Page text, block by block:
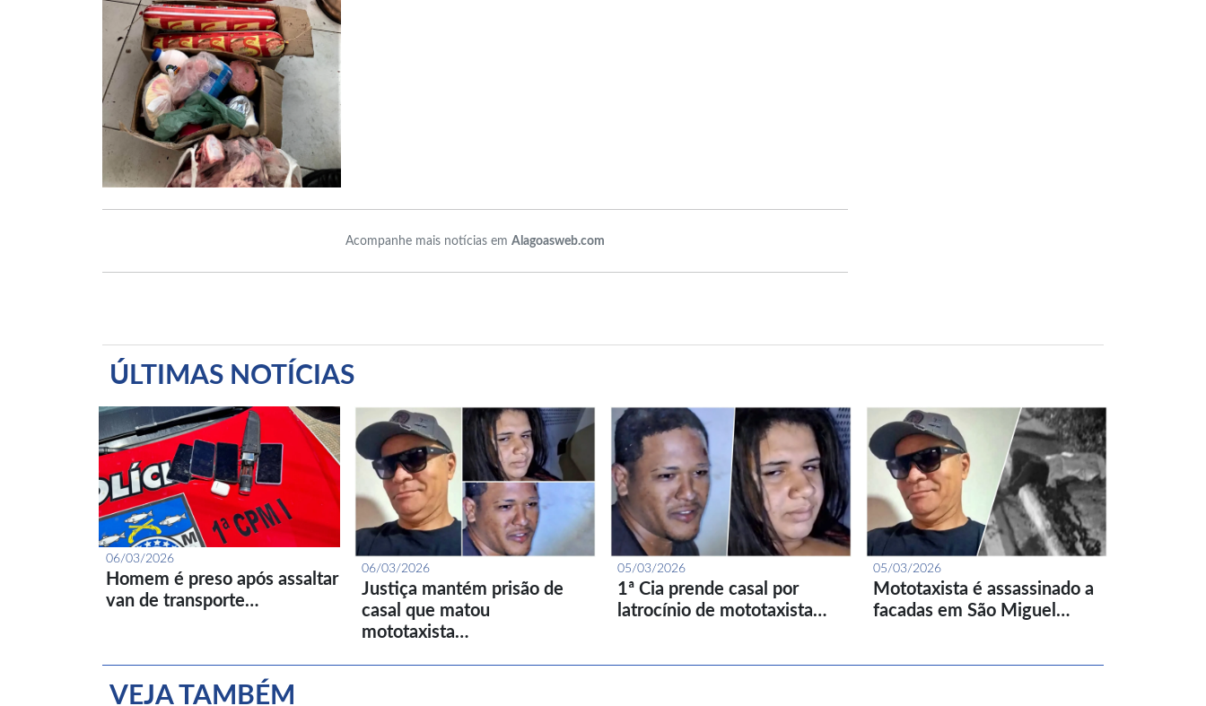
Acompanhe mais notícias em Alagoasweb.com
ÚLTIMAS NOTÍCIAS
06/03/2026
Homem é preso após assaltar
van de transporte…
06/03/2026
Justiça mantém prisão de
casal que matou
mototaxista…
05/03/2026
1ª Cia prende casal por
latrocínio de mototaxista…
05/03/2026
Mototaxista é assassinado a
facadas em São Miguel…
VEJA TAMBÉM